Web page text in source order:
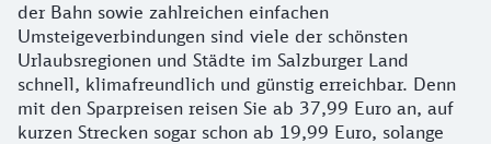
der Bahn sowie zahlreichen einfachen
Umsteigeverbindungen sind viele der schönsten
Urlaubsregionen und Städte im Salzburger Land
schnell, klimafreundlich und günstig erreichbar. Denn
mit den Sparpreisen reisen Sie ab 37,99 Euro an, auf
kurzen Strecken sogar schon ab 19,99 Euro, solange